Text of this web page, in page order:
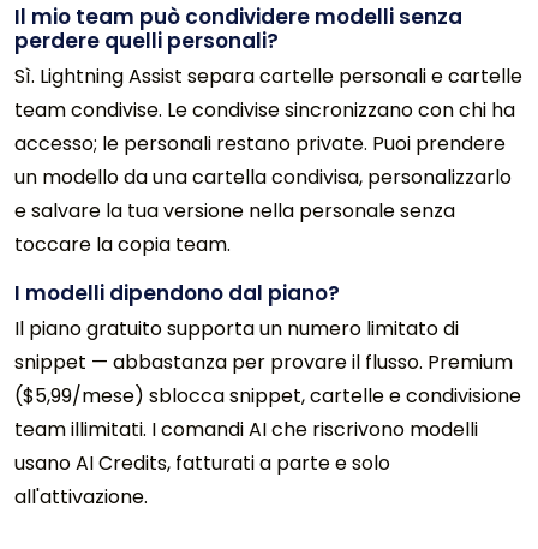
Il mio team può condividere modelli senza
perdere quelli personali?
Sì. Lightning Assist separa cartelle personali e cartelle
team condivise. Le condivise sincronizzano con chi ha
accesso; le personali restano private. Puoi prendere
un modello da una cartella condivisa, personalizzarlo
e salvare la tua versione nella personale senza
toccare la copia team.
I modelli dipendono dal piano?
Il piano gratuito supporta un numero limitato di
snippet — abbastanza per provare il flusso. Premium
($5,99/mese) sblocca snippet, cartelle e condivisione
team illimitati. I comandi AI che riscrivono modelli
usano AI Credits, fatturati a parte e solo
all'attivazione.